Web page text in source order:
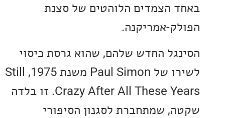
הצמדים הלוהטים של סצנת
אמריקנה.
החדש שלהם, שהוא גרסת כיסוי
לשירו של Paul Simon משנת 1975, Still
Crazy After All These Years. זו בלדה
שמתחברת לסגנון הסיפורי